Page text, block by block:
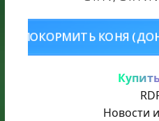
(ДОНАТ)
Новости